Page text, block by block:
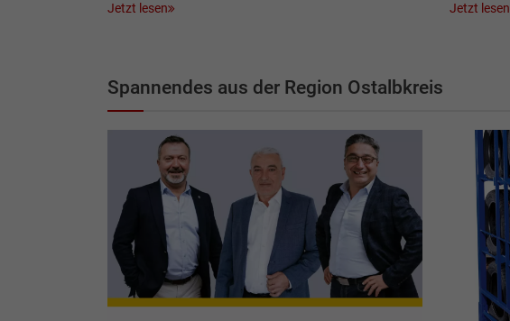
Jetzt lesen Jetzt lesen
Spannendes aus der Region Ostalbkreis